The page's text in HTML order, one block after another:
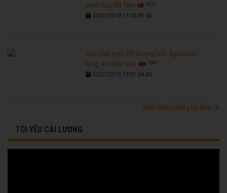
phim của Mỹ Tâm
6270
03/01/2019 11:03:00 SA
Sao Việt nghỉ Tết Dương lịch: Người tiệc
tùng, kẻ nhập viện
7682
03/01/2019 10:01:54 SA
Xem thêm nhiều tin khác
TÔI YÊU CẢI LƯƠNG